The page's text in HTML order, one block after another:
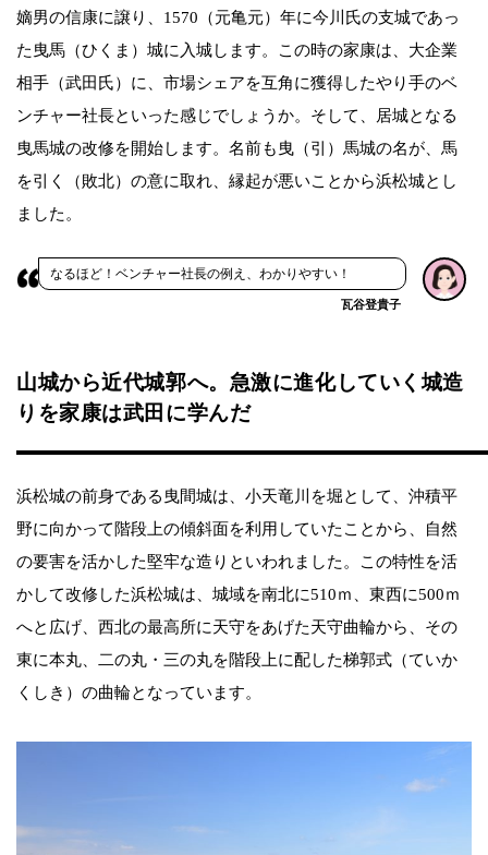
嫡男の信康に譲り、1570（元亀元）年に今川氏の支城であっ
た曳馬（ひくま）城に入城します。この時の家康は、大企業
相手（武田氏）に、市場シェアを互角に獲得したやり手のベ
ンチャー社長といった感じでしょうか。そして、居城となる
曳馬城の改修を開始します。名前も曳（引）馬城の名が、馬
を引く（敗北）の意に取れ、縁起が悪いことから浜松城とし
ました。
なるほど！ベンチャー社長の例え、わかりやすい！
瓦谷登貴子
山城から近代城郭へ。急激に進化していく城造
りを家康は武田に学んだ
浜松城の前身である曳間城は、小天竜川を堀として、沖積平
野に向かって階段上の傾斜面を利用していたことから、自然
の要害を活かした堅牢な造りといわれました。この特性を活
かして改修した浜松城は、城域を南北に510ｍ、東西に500ｍ
へと広げ、西北の最高所に天守をあげた天守曲輪から、その
東に本丸、二の丸・三の丸を階段上に配した梯郭式（ていか
くしき）の曲輪となっています。